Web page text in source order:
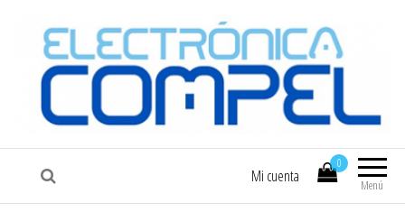
COMPEL Electrónica COMPEL
Menú
0
Mi cuenta